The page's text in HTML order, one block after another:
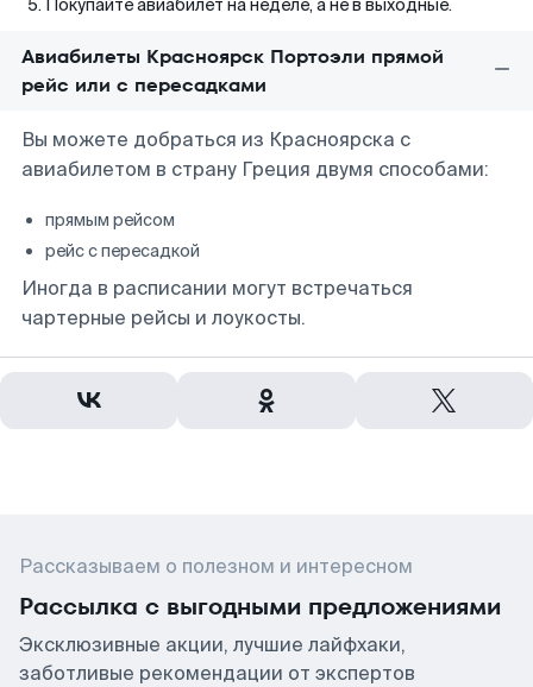
Покупайте авиабилет на неделе, а не в выходные.
Авиабилеты Красноярск Портоэли прямой
рейс или с пересадками
Вы можете добраться из Красноярска с
авиабилетом в страну Греция двумя способами:
прямым рейсом
рейс с пересадкой
Иногда в расписании могут встречаться
чартерные рейсы и лоукосты.
Рассказываем о полезном и интересном
Рассылка с выгодными предложениями
Эксклюзивные акции, лучшие лайфхаки,
заботливые рекомендации от экспертов